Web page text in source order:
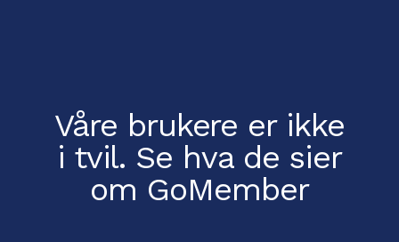
Våre brukere er ikke
i tvil. Se hva de sier
om GoMember